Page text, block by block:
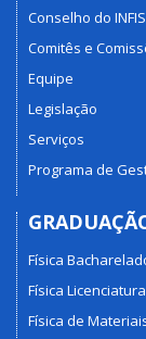
Conselho do INFIS
Comitês e
Equipe
Legislação
Serviços
Programa de
Física
Física Licenciatura
Física de